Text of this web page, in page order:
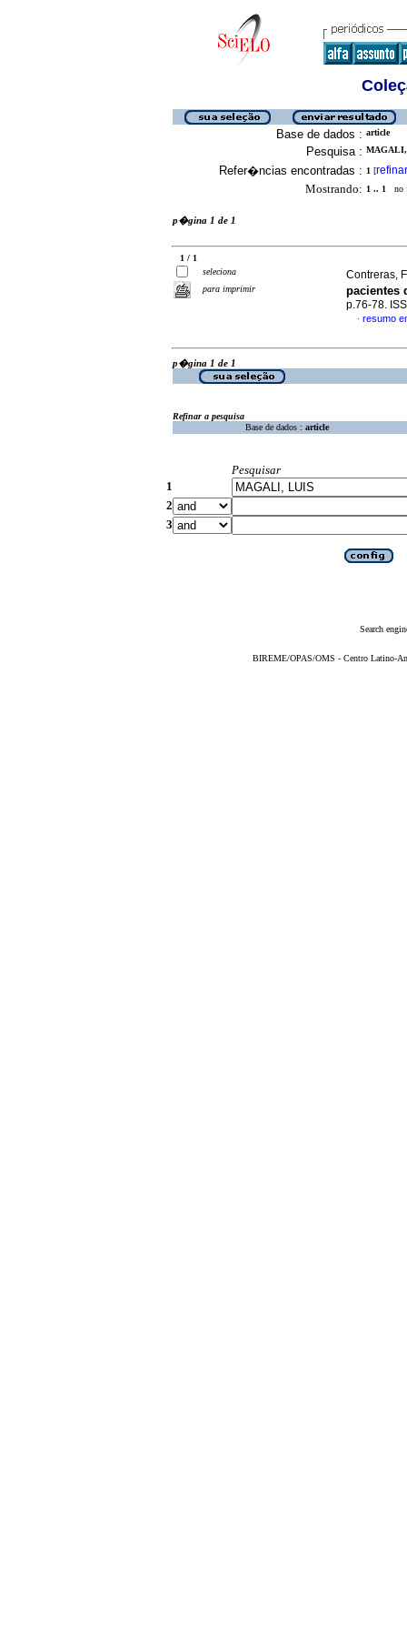
Base de dados : article
Pesquisa :
Refer�ncias encontradas : 1 [refinar
Mostrando: 1 .. 1 no
p�gina 1 de 1
1 / 1
seleciona
para imprimir
Contreras,
pacientes
p.76-78.
· resumo
p�gina 1 de 1
Refinar a pesquisa
Base de dados : article
Pesquisar
1
2
3
Search
BIREME/OPAS/OMS - Centro Latino-